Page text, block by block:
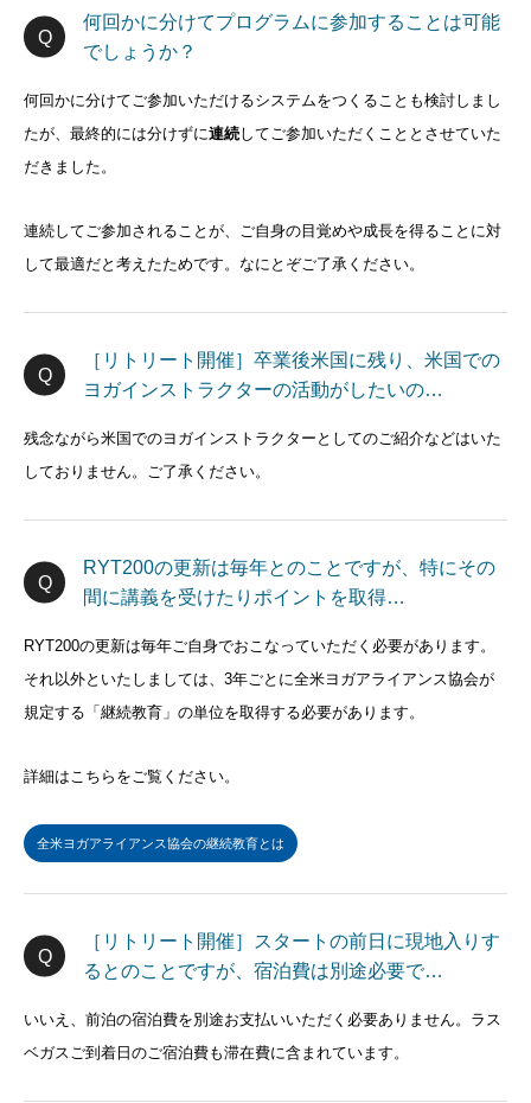
何回かに分けてプログラムに参加することは可能
でしょうか？
何回かに分けてご参加いただけるシステムをつくることも検討しまし
たが、最終的には分けずに連続してご参加いただくこととさせていた
だきました。
連続してご参加されることが、ご自身の目覚めや成長を得ることに対
して最適だと考えたためです。なにとぞご了承ください。
［リトリート開催］卒業後米国に残り、米国での
ヨガインストラクターの活動がしたいの…
残念ながら米国でのヨガインストラクターとしてのご紹介などはいた
しておりません。ご了承ください。
RYT200の更新は毎年とのことですが、特にその
間に講義を受けたりポイントを取得…
RYT200の更新は毎年ご自身でおこなっていただく必要があります。
それ以外といたしましては、3年ごとに全米ヨガアライアンス協会が
規定する「継続教育」の単位を取得する必要があります。
詳細はこちらをご覧ください。
全米ヨガアライアンス協会の継続教育とは
［リトリート開催］スタートの前日に現地入りす
るとのことですが、宿泊費は別途必要で…
いいえ、前泊の宿泊費を別途お支払いいただく必要ありません。ラス
ベガスご到着日のご宿泊費も滞在費に含まれています。